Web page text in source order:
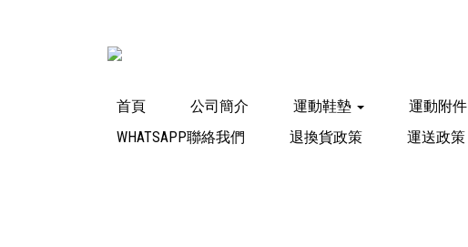
首頁 公司簡介 運動鞋墊 運動附件
WHATSAPP聯絡我們
退換貨政策 運送政策